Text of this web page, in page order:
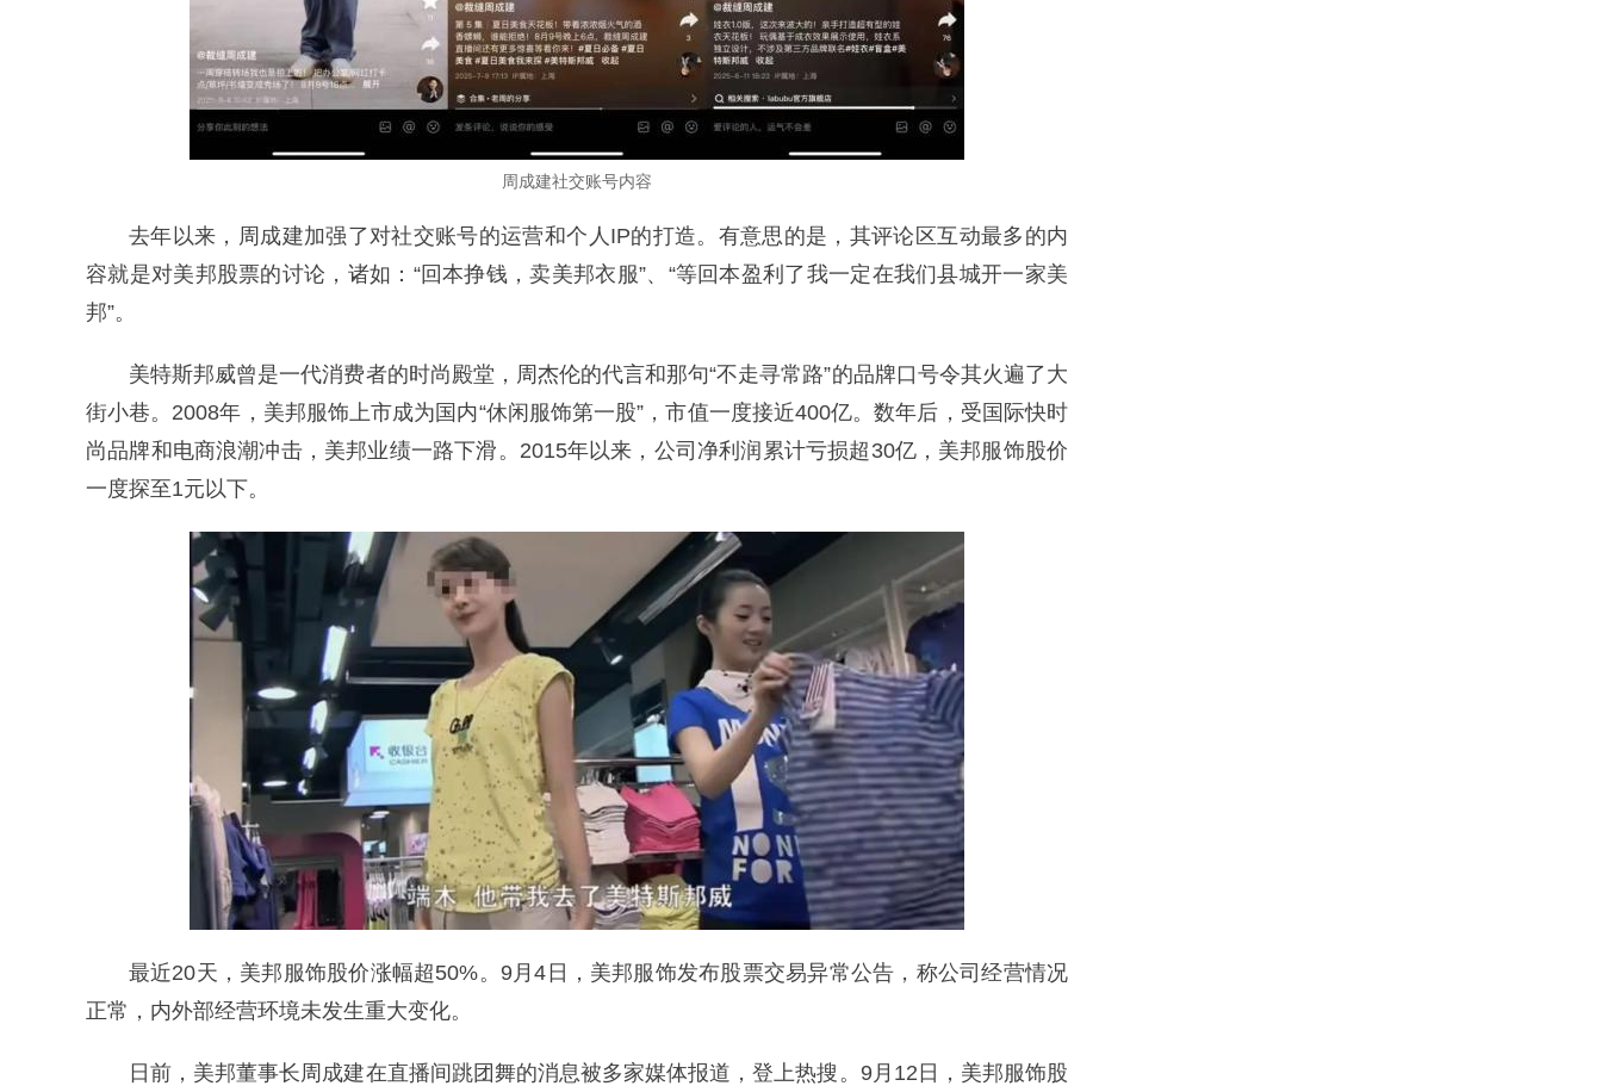
周成建社交账号内容
去年以来，周成建加强了对社交账号的运营和个人IP的打造。有意思的是，其评论区互动最多的内
容就是对美邦股票的讨论，诸如：“回本挣钱，卖美邦衣服”、“等回本盈利了我一定在我们县城开一家美
邦”。
美特斯邦威曾是一代消费者的时尚殿堂，周杰伦的代言和那句“不走寻常路”的品牌口号令其火遍了大
街小巷。2008年，美邦服饰上市成为国内“休闲服饰第一股”，市值一度接近400亿。数年后，受国际快时
尚品牌和电商浪潮冲击，美邦业绩一路下滑。2015年以来，公司净利润累计亏损超30亿，美邦服饰股价
一度探至1元以下。
最近20天，美邦服饰股价涨幅超50%。9月4日，美邦服饰发布股票交易异常公告，称公司经营情况
正常，内外部经营环境未发生重大变化。
日前，美邦董事长周成建在直播间跳团舞的消息被多家媒体报道，登上热搜。9月12日，美邦服饰股